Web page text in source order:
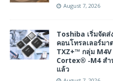
August 7, 2026
Toshiba เริ่มจัดส่
คอนโทรลเลอร์มา
TXZ+™ กลุ่ม
Cortex® ‑M4 ส
แล้ว